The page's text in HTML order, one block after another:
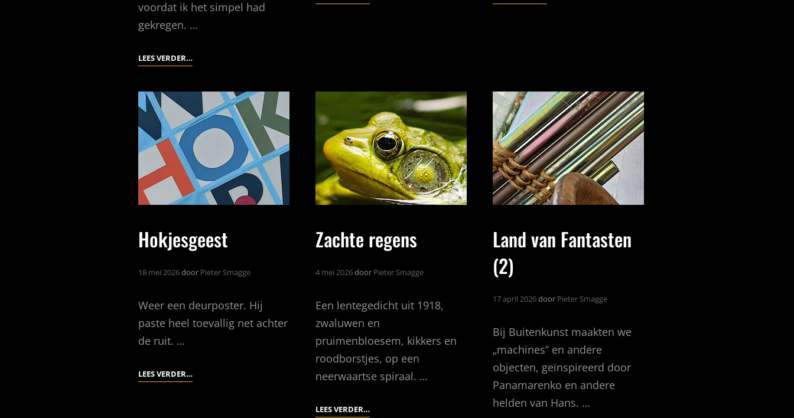
voordat ik het simpel had
gekregen. …
LEES VERDER…LAAT
ZINGEN!
Hokjesgeest
18 mei 2026door Pieter Smagge
Weer een deurposter. Hij
paste heel toevallig net achter
de ruit. …
LEES VERDER…HOKJESGEEST
Zachte regens
4 mei 2026door Pieter Smagge
Een lentegedicht uit 1918,
zwaluwen en
pruimenbloesem, kikkers en
roodborstjes, op een
neerwaartse spiraal. …
LEES VERDER…ZACHTE
Land van Fantasten
(2)
17 april 2026door Pieter Smagge
Bij Buitenkunst maakten we
„machines” en andere
objecten, geïnspireerd door
Panamarenko en andere
helden van Hans. …